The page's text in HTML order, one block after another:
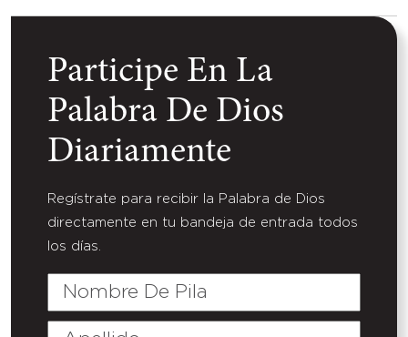
Participe En La
Palabra De Dios
Diariamente
Regístrate para recibir la Palabra de Dios
directamente en tu bandeja de entrada todos
los días.
Nombre
Pila
Apellido